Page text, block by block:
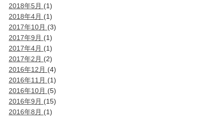
2018年5月 (1)
2018年4月 (1)
2017年10月 (3)
2017年9月 (1)
2017年4月 (1)
2017年2月 (2)
2016年12月 (4)
2016年11月 (1)
2016年10月 (5)
2016年9月 (15)
2016年8月 (1)